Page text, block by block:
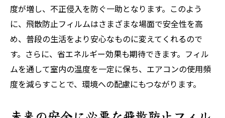
度が増し、不正侵入を防ぐ一助となります。このよう
に、飛散防止フィルムはさまざまな場面で安全性を高
め、普段の生活をより安心なものに変えてくれるので
す。さらに、省エネルギー効果も期待できます。フィル
ムを通して室内の温度を一定に保ち、エアコンの使用頻
度を減らすことで、環境への配慮にもつながります。